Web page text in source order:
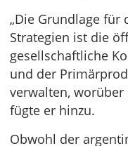
„Die Grundlage
Strategien ist die
gesellschaftliche
und der
verwalten, worüber
fügte er hinzu.
Obwohl der